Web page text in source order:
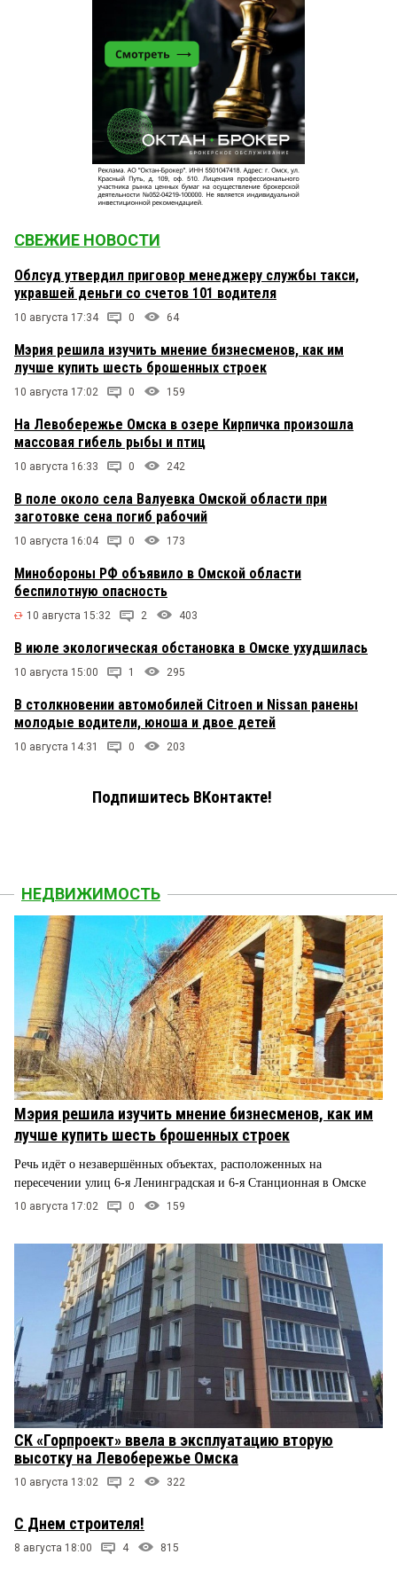
СВЕЖИЕ НОВОСТИ
Облсуд утвердил приговор менеджеру службы такси,
укравшей деньги со счетов 101 водителя
10 августа 17:34 0 64
Мэрия решила изучить мнение бизнесменов, как им
лучше купить шесть брошенных строек
10 августа 17:02 0 159
На Левобережье Омска в озере Кирпичка произошла
массовая гибель рыбы и птиц
10 августа 16:33 0 242
В поле около села Валуевка Омской области при
заготовке сена погиб рабочий
10 августа 16:04 0 173
Минобороны РФ объявило в Омской области
беспилотную опасность
10 августа 15:32 2 403
В июле экологическая обстановка в Омске ухудшилась
10 августа 15:00 1 295
В столкновении автомобилей Citroen и Nissan ранены
молодые водители, юноша и двое детей
10 августа 14:31 0 203
Подпишитесь ВКонтакте!
НЕДВИЖИМОСТЬ
Мэрия решила изучить мнение бизнесменов, как им
лучше купить шесть брошенных строек
Речь идёт о незавершённых объектах, расположенных на
пересечении улиц 6-я Ленинградская и 6-я Станционная в Омске
10 августа 17:02 0 159
СК «Горпроект» ввела в эксплуатацию вторую
высотку на Левобережье Омска
10 августа 13:02 2 322
С Днем строителя!
8 августа 18:00 4 815